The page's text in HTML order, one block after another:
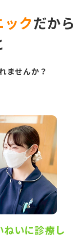
クだから
ませんか？
ねいに診療し